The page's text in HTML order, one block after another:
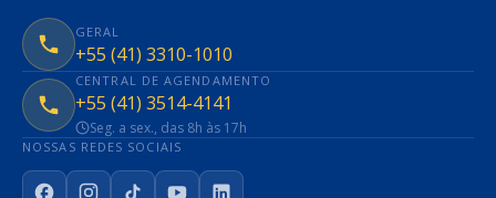
GERAL
+55 (41) 3310-1010
CENTRAL DE AGENDAMENTO
+55 (41) 3514-4141
Seg. a sex., das 8h às 17h
NOSSAS REDES SOCIAIS